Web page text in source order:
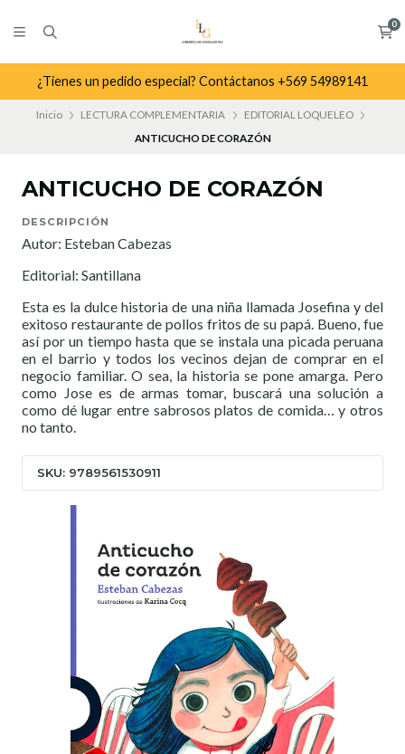
0
¿Tienes un pedido especial? Contáctanos +569 54989141
Inicio LECTURA COMPLEMENTARIA
EDITORIAL LOQUELEO
ANTICUCHO DE CORAZÓN
ANTICUCHO DE CORAZÓN
DESCRIPCIÓN
Autor: Esteban Cabezas
Editorial: Santillana
Esta es la dulce historia de una niña llamada Josefina y del
exitoso restaurante de pollos fritos de su papá. Bueno, fue
así por un tiempo hasta que se instala una picada peruana
en el barrio y todos los vecinos dejan de comprar en el
negocio familiar. O sea, la historia se pone amarga. Pero
como Jose es de armas tomar, buscará una solución a
como dé lugar entre sabrosos platos de comida… y otros
no tanto.
SKU: 9789561530911